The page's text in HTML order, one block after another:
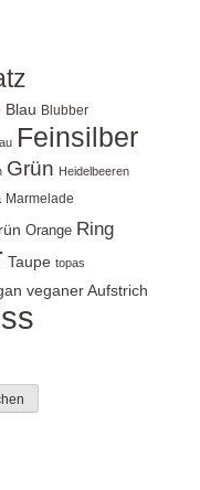
Blau Blubber
Feinsilber
Grün Heidelbeeren
Marmelade
Orange Ring
Taupe topas
veganer Aufstrich